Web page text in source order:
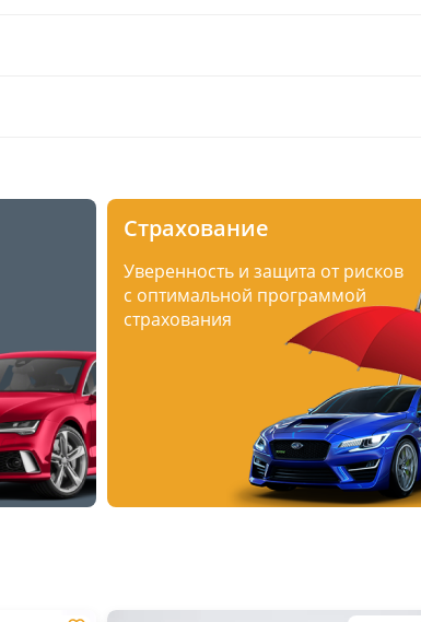
Страхование
Уверенность и защита от рисков
с оптимальной программой
страхования